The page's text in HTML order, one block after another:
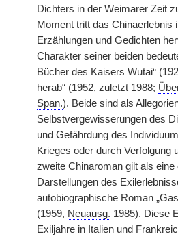
Dichters in der Weimarer Zeit
Moment tritt das Chinaerlebnis
Erzählungen und Gedichten
Charakter seiner beiden
Bücher des Kaisers Wutai“
herab“ (1952, zuletzt 1988;
Span.). Beide sind als
Selbstvergewisserungen des
und Gefährdung des
Krieges oder durch Verfolgung
zweite Chinaroman gilt als eine
Darstellungen des
autobiographische Roman
(1959, Neuausg. 1985). Diese
Exiljahre in Italien und